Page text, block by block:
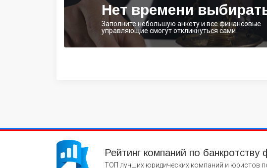
Нет времени
Заполните небольшую анкету и все финансовые
управляющие смогут откликнуться сами
Рейтинг компаний по банкротству
ТОП лучших юридических компаний и юристов